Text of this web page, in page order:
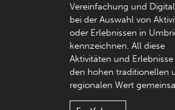
Vereinfachung und
bei der Auswahl von
oder Erlebnissen in
kennzeichnen. All diese
Aktivitäten und
den hohen traditionellen
regionalen Wert